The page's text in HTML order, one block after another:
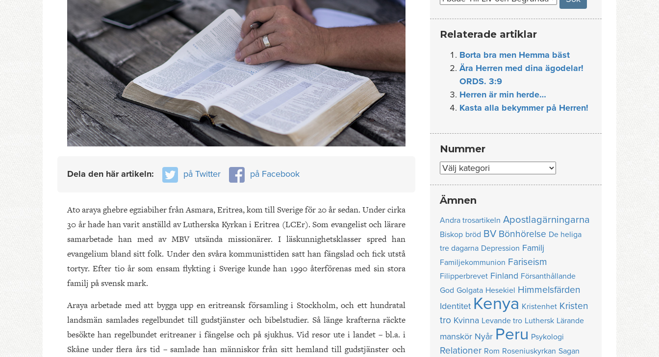
Dela den här artikeln: på Twitter på Facebook
Ato araya ghebre egziabiher från Asmara, Eritrea, kom till Sverige för 20 år sedan. Under cirka
30 år hade han varit anställd av Lutherska Kyrkan i Eritrea (LCEr). Som evangelist och lärare
samarbetade han med av MBV utsända missionärer. I läskunnighetsklasser spred han
evangelium bland sitt folk. Under den svåra kommunisttiden satt han fängslad och fick utstå
tortyr. Efter tio år som ensam flykting i Sverige kunde han 1990 återförenas med sin stora
familj på svensk mark.
Araya arbetade med att bygga upp en eritreansk församling i Stockholm, och ett hundratal
landsmän samlades regelbundet till gudstjänster och bibelstudier. Så länge krafterna räckte
besökte han regelbundet eritreaner i fängelse och på sjukhus. Vid resor ute i landet – bl.a. i
Skåne under flera års tid – samlade han människor från sitt hemland till gudstjänster och
Relaterade artiklar
Borta bra men Hemma bäst
Ära Herren med dina ägodelar!
ORDS. 3:9
Herren är min herde…
Kasta alla bekymmer på Herren!
Nummer
Nummer
Ämnen
Andra trosartikeln Apostlagärningarna
Biskop bröd BV Bönhörelse De heliga
tre dagarna Depression Familj
Familjekommunion Fariseism
Filipperbrevet Finland Försanthållande
God Golgata Hesekiel Himmelsfärden
Identitet Kenya Kristenhet Kristen
tro Kvinna Levande tro Luthersk Lärande
manskör Nyår Peru Psykologi
Relationer Rom Roseniuskyrkan Sagan